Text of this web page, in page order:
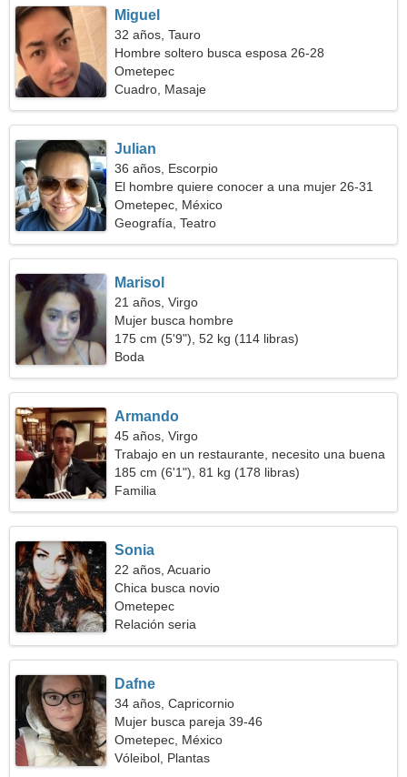
Miguel
32 años, Tauro
Hombre soltero busca esposa 26-28
Ometepec
Cuadro, Masaje
Julian
36 años, Escorpio
El hombre quiere conocer a una mujer 26-31
Ometepec, México
Geografía, Teatro
Marisol
21 años, Virgo
Mujer busca hombre
175 cm (5'9"), 52 kg (114 libras)
Boda
Armando
45 años, Virgo
Trabajo en un restaurante, necesito una buena
mujer
185 cm (6'1"), 81 kg (178 libras)
Familia
Sonia
22 años, Acuario
Chica busca novio
Ometepec
Relación seria
Dafne
34 años, Capricornio
Mujer busca pareja 39-46
Ometepec, México
Vóleibol, Plantas